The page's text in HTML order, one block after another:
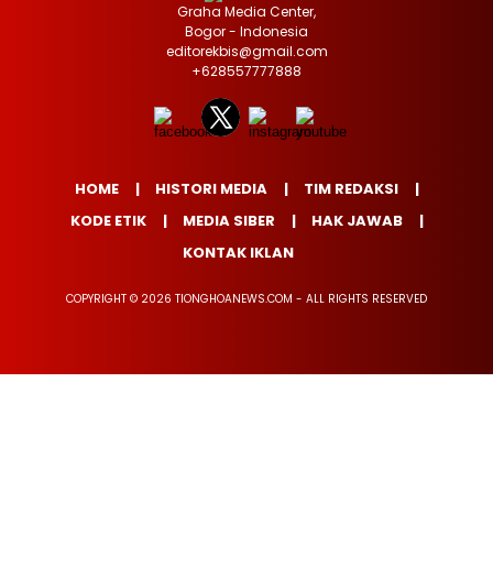
Graha Media Center,
Bogor - Indonesia
editorekbis@gmail.com
+628557777888
HOME HISTORI MEDIA
TIM REDAKSI
KODE ETIK
MEDIA SIBER
HAK JAWAB
KONTAK IKLAN
COPYRIGHT © 2026 TIONGHOANEWS.COM - ALL RIGHTS RESERVED